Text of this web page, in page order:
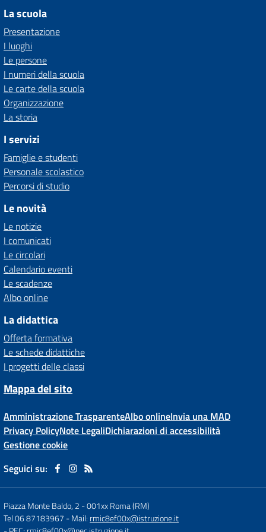
La scuola
Presentazione
I luoghi
Le persone
I numeri della scuola
Le carte della scuola
Organizzazione
La storia
I servizi
Famiglie e studenti
Personale scolastico
Percorsi di studio
Le novità
Le notizie
I comunicati
Le circolari
Calendario eventi
Le scadenze
Albo online
La didattica
Offerta formativa
Le schede didattiche
I progetti delle classi
Mappa del sito
Amministrazione TrasparenteAlbo onlineInvia una MAD
Privacy PolicyNote LegaliDichiarazioni di accessibilità
Gestione cookie
Seguici su:
Piazza Monte Baldo, 2 -001xx Roma (RM)
Tel 06 87183967 - Mail: rmic8ef00x@istruzione.it